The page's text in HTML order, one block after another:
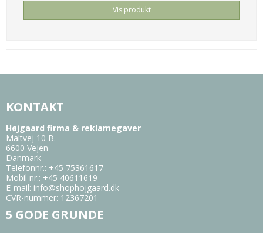
Vis produkt
KONTAKT
Højgaard firma & reklamegaver
Maltvej 10 B.
6600 Vejen
Danmark
Telefonnr.: +45 75361617
Mobil nr.: +45 40611619
E-mail: info@shophojgaard.dk
CVR-nummer: 12367201
5 GODE GRUNDE